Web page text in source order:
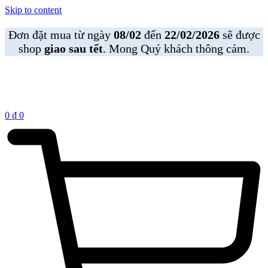
Skip to content
Đơn đặt mua từ ngày 08/02đến 22/02/2026sẽ được
shop giao sau tết. Mong Quý khách thông cảm.
0 ₫ 0